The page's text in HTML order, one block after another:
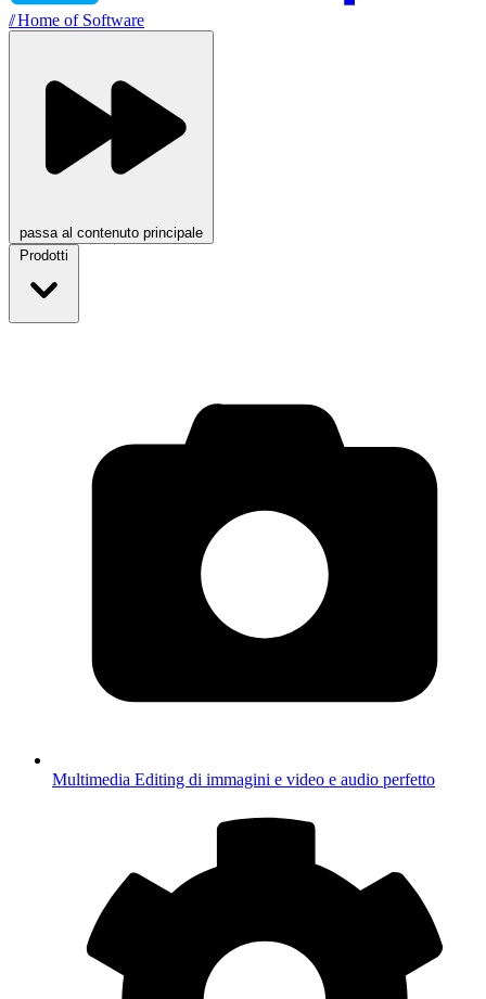
//Home of Software
passa al contenuto principale
Prodotti
Multimedia Editing di immagini e video e audio perfetto